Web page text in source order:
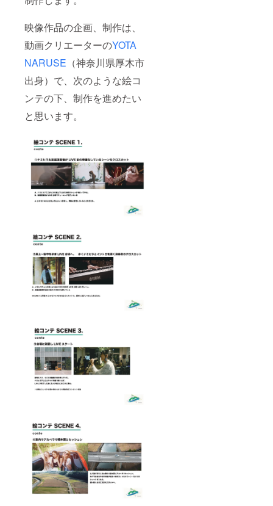
映像作品の企画、制作は、
動画クリエーターのYOTA
NARUSE （神奈川県厚木市
出身）で、次のような絵コ
ンテの下、制作を進めたい
と思います。